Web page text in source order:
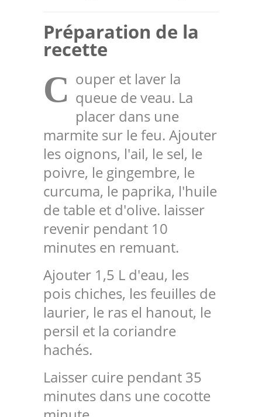
Préparation de la
recette
C ouper et laver la
queue de veau. La
placer dans une
marmite sur le feu. Ajouter
les oignons, l'ail, le sel, le
poivre, le gingembre, le
curcuma, le paprika, l'huile
de table et d'olive. laisser
revenir pendant 10
minutes en remuant.
Ajouter 1,5 L d'eau, les
pois chiches, les feuilles de
laurier, le ras el hanout, le
persil et la coriandre
hachés.
Laisser cuire pendant 35
minutes dans une cocotte